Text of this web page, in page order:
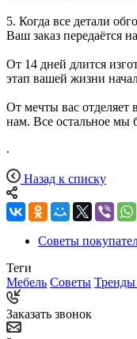
5. Когда все детали
Ваш заказ передаётся
От 14 дней длится
этап вашей жизни
От мечты вас отделяет
нам. Все остальное мы
.
Назад к списку
Советы
Теги
Мебель Советы Тренды
Заказать звонок